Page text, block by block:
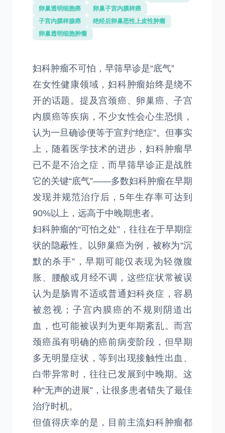
卵巢透明细胞癌
卵巢子宫内膜样癌
子宫内膜样腺癌
绝经后卵巢恶性上皮性肿瘤
卵巢透明细胞肿瘤
妇科肿瘤不可怕，早筛早诊是“底气”
在女性健康领域，妇科肿瘤始终是绕不
开的话题。提及宫颈癌、卵巢癌、子宫
内膜癌等疾病，不少女性会心生恐惧，
认为一旦确诊便等于宣判“绝症”。但事实
上，随着医学技术的进步，妇科肿瘤早
已不是不治之症，而早筛早诊正是战胜
它的关键“底气”——多数妇科肿瘤在早期
发现并规范治疗后，5年生存率可达到
90%以上，远高于中晚期患者。
妇科肿瘤的“可怕之处”，往往在于早期症
状的隐蔽性。以卵巢癌为例，被称为“沉
默的杀手”，早期可能仅表现为轻微腹
胀、腰酸或月经不调，这些症状常被误
认为是肠胃不适或普通妇科炎症，容易
被忽视；子宫内膜癌的不规则阴道出
血，也可能被误判为更年期紊乱。而宫
颈癌虽有明确的癌前病变阶段，但早期
多无明显症状，等到出现接触性出血、
白带异常时，往往已发展到中晚期。这
种“无声的进展”，让很多患者错失了最佳
治疗时机。
但值得庆幸的是，目前主流妇科肿瘤都